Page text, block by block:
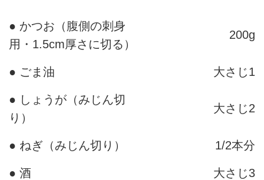
● かつお（腹側の刺身
用・1.5cm厚さに切る）
200g
● ごま油 大さじ1
● しょうが（みじん切
り）
大さじ2
● ねぎ（みじん切り） 1/2本分
● 酒 大さじ3